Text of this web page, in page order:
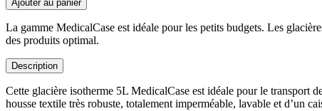
Ajouter au panier
La gamme MedicalCase est idéale pour les petits budgets. Les
des produits optimal.
Description
Cette glacière isotherme 5L MedicalCase est idéale pour le transport
housse textile très robuste, totalement imperméable, lavable et d’un